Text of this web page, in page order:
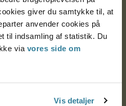
giver du samtykke til, at
anvender cookies på
til indsamling af statistik. Du
via vores side om
Vis detaljer